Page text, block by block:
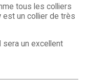
tous les colliers
est un collier de très
sera un excellent